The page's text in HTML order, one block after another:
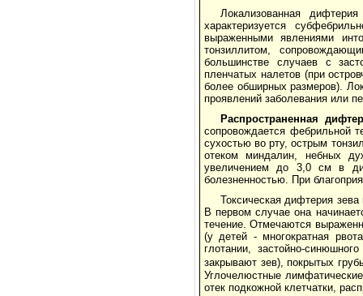
Локализованная
характеризуется
выраженными явлениями
тонзиллитом,
большинстве случаев с
пленчатых налетов (при
более обширных размеров).
проявлений заболевания или
Распространенная
сопровождается фебрильной
сухостью во рту, острым
отеком миндалин, небных
увеличением до 3,0 см в
болезненностью. При
Токсическая дифтерия
В первом случае она
течение. Отмечаются
(у детей - многократная
глотании, застойно-
закрывают зев), покрытых
Углочелюстные
отек подкожной клетчатки,